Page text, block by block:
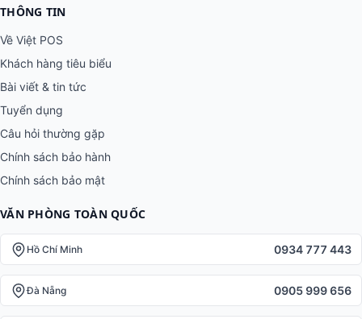
THÔNG TIN
Về Việt POS
Khách hàng tiêu biểu
Bài viết & tin tức
Tuyển dụng
Câu hỏi thường gặp
Chính sách bảo hành
Chính sách bảo mật
VĂN PHÒNG TOÀN QUỐC
Hồ Chí Minh 0934 777 443
Đà Nẵng 0905 999 656